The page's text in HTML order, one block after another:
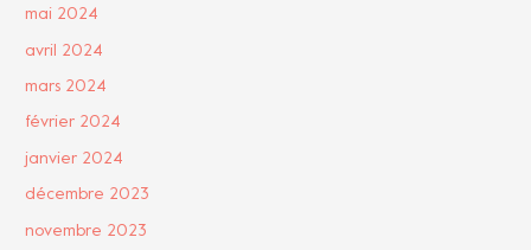
mai 2024
avril 2024
mars 2024
février 2024
janvier 2024
décembre 2023
novembre 2023